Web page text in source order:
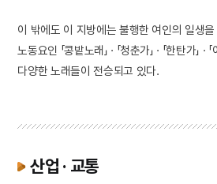
이 밖에도 이 지방에는 불행한 여인의 일생을
노동요인 「콩밭노래」 · 「청춘가」 · 「한탄가」 ·
다양한 노래들이 전승되고 있다.
산업 · 교통